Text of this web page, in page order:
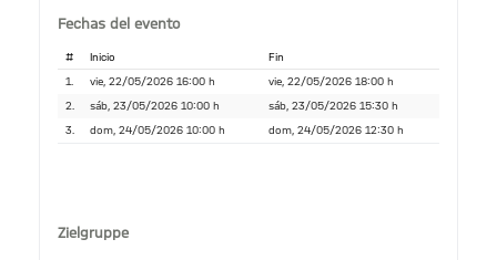
Fechas del evento
# Inicio Fin
1. vie, 22/05/2026 16:00 h vie, 22/05/2026 18:00 h
2. sáb, 23/05/2026 10:00 h sáb, 23/05/2026 15:30 h
3. dom, 24/05/2026 10:00 h dom, 24/05/2026 12:30 h
Zielgruppe